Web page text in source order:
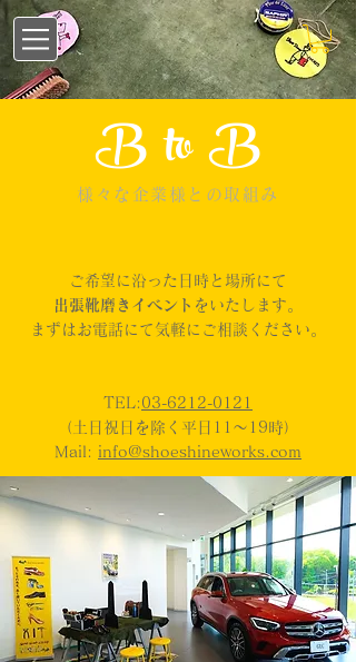
B to B
様々な企業様との取組み
ご希望に沿った日時と場所にて
出張靴磨きイベント を​いたします。
まずはお電話にて気軽にご相談ください。
TEL: 03-6212-0121
（土日祝日を除く平日11～19時）
​Mail: info@shoeshineworks.com